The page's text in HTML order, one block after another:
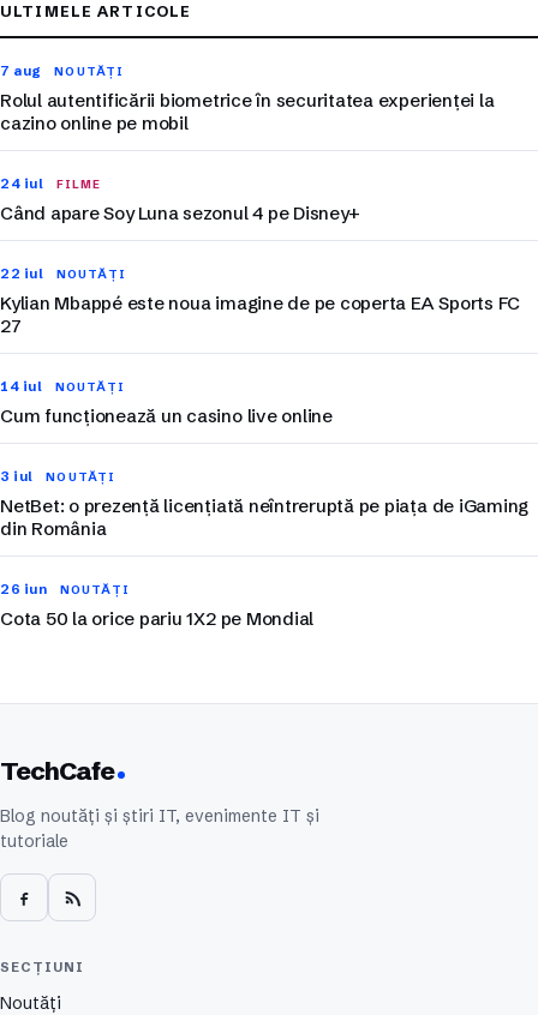
ULTIMELE ARTICOLE
7 aug NOUTĂȚI
Rolul autentificării biometrice în securitatea experienței la
cazino online pe mobil
24 iul FILME
Când apare Soy Luna sezonul 4 pe Disney+
22 iul NOUTĂȚI
Kylian Mbappé este noua imagine de pe coperta EA Sports FC
27
14 iul NOUTĂȚI
Cum funcționează un casino live online
3 iul NOUTĂȚI
NetBet: o prezență licențiată neîntreruptă pe piața de iGaming
din România
26 iun NOUTĂȚI
Cota 50 la orice pariu 1X2 pe Mondial
TechCafe
Blog noutăți și știri IT, evenimente IT și
tutoriale
SECȚIUNI
Noutăți